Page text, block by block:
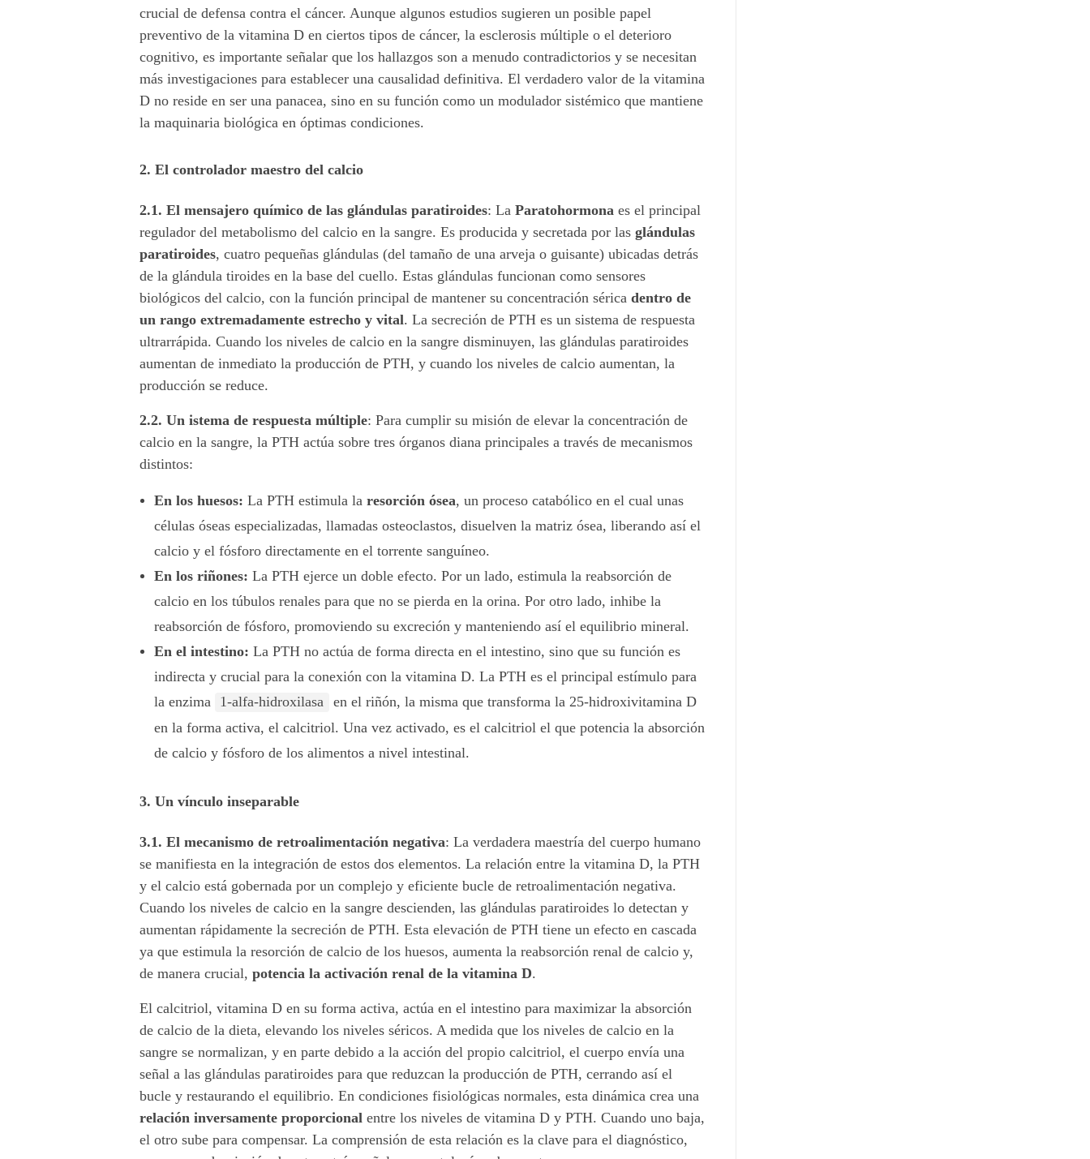
crucial de defensa contra el cáncer. Aunque algunos estudios sugieren un posible papel
preventivo de la vitamina D en ciertos tipos de cáncer, la esclerosis múltiple o el deterioro
cognitivo, es importante señalar que los hallazgos son a menudo contradictorios y se necesitan
más investigaciones para establecer una causalidad definitiva. El verdadero valor de la vitamina
D no reside en ser una panacea, sino en su función como un modulador sistémico que mantiene
la maquinaria biológica en óptimas condiciones.
2. El controlador maestro del calcio
2.1. El mensajero químico de las glándulas paratiroides: La Paratohormona es el principal
regulador del metabolismo del calcio en la sangre. Es producida y secretada por las glándulas
paratiroides, cuatro pequeñas glándulas (del tamaño de una arveja o guisante) ubicadas detrás
de la glándula tiroides en la base del cuello. Estas glándulas funcionan como sensores
biológicos del calcio, con la función principal de mantener su concentración sérica dentro de
un rango extremadamente estrecho y vital. La secreción de PTH es un sistema de respuesta
ultrarrápida. Cuando los niveles de calcio en la sangre disminuyen, las glándulas paratiroides
aumentan de inmediato la producción de PTH, y cuando los niveles de calcio aumentan, la
producción se reduce.
2.2. Un istema de respuesta múltiple: Para cumplir su misión de elevar la concentración de
calcio en la sangre, la PTH actúa sobre tres órganos diana principales a través de mecanismos
distintos:
En los huesos: La PTH estimula la resorción ósea, un proceso catabólico en el cual unas
células óseas especializadas, llamadas osteoclastos, disuelven la matriz ósea, liberando así el
calcio y el fósforo directamente en el torrente sanguíneo.
En los riñones: La PTH ejerce un doble efecto. Por un lado, estimula la reabsorción de
calcio en los túbulos renales para que no se pierda en la orina. Por otro lado, inhibe la
reabsorción de fósforo, promoviendo su excreción y manteniendo así el equilibrio mineral.
En el intestino: La PTH no actúa de forma directa en el intestino, sino que su función es
indirecta y crucial para la conexión con la vitamina D. La PTH es el principal estímulo para
la enzima
1-alfa-hidroxilasa
en el riñón, la misma que transforma la 25-hidroxivitamina D
en la forma activa, el calcitriol. Una vez activado, es el calcitriol el que potencia la absorción
de calcio y fósforo de los alimentos a nivel intestinal.
3. Un vínculo inseparable
3.1. El mecanismo de retroalimentación negativa: La verdadera maestría del cuerpo humano
se manifiesta en la integración de estos dos elementos. La relación entre la vitamina D, la PTH
y el calcio está gobernada por un complejo y eficiente bucle de retroalimentación negativa.
Cuando los niveles de calcio en la sangre descienden, las glándulas paratiroides lo detectan y
aumentan rápidamente la secreción de PTH. Esta elevación de PTH tiene un efecto en cascada
ya que estimula la resorción de calcio de los huesos, aumenta la reabsorción renal de calcio y,
de manera crucial, potencia la activación renal de la vitamina D.
El calcitriol, vitamina D en su forma activa, actúa en el intestino para maximizar la absorción
de calcio de la dieta, elevando los niveles séricos. A medida que los niveles de calcio en la
sangre se normalizan, y en parte debido a la acción del propio calcitriol, el cuerpo envía una
señal a las glándulas paratiroides para que reduzcan la producción de PTH, cerrando así el
bucle y restaurando el equilibrio. En condiciones fisiológicas normales, esta dinámica crea una
relación inversamente proporcional entre los niveles de vitamina D y PTH. Cuando uno baja,
el otro sube para compensar. La comprensión de esta relación es la clave para el diagnóstico,